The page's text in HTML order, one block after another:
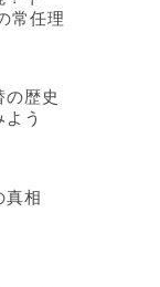
常任理
の歴史
う
真相